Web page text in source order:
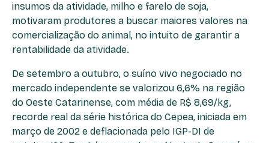
insumos da atividade, milho e farelo de soja,
motivaram produtores a buscar maiores valores na
comercialização do animal, no intuito de garantir a
rentabilidade da atividade.
De setembro a outubro, o suíno vivo negociado no
mercado independente se valorizou 6,6% na região
do Oeste Catarinense, com média de R$ 8,69/kg,
recorde real da série histórica do Cepea, iniciada em
março de 2002 e deflacionada pelo IGP-DI de